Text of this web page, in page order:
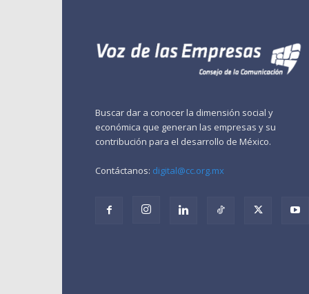
Buscar dar a conocer la dimensión social y
económica que generan las empresas y su
contribución para el desarrollo de México.
Contáctanos: digital@cc.org.mx